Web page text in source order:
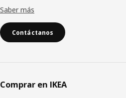
Saber más
Contáctanos
Comprar en IKEA